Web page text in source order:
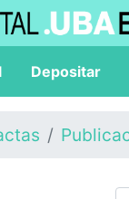
Depositar